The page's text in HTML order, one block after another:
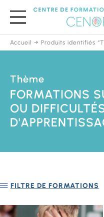
principal
Accueil Produits identifiés
Thème
FORMATIONS
OU
FILTRE DE FORMATIONS